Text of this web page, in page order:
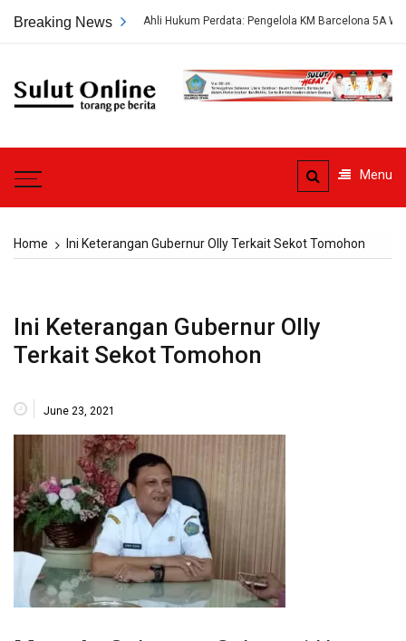
Breaking NewsAhli Hukum Perdata: Pengelola KM Barcelona 5A Wajib Ganti
Sulut
Menu
Home Ini Keterangan Gubernur Olly Terkait Sekot Tomohon
Ini Keterangan Gubernur Olly
Terkait Sekot Tomohon
June 23, 2021